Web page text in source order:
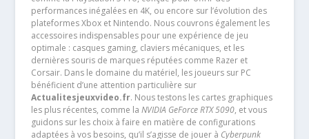
performances inégalées en 4K, ou encore sur l’évolution des
plateformes Xbox et Nintendo. Nous couvrons également les
accessoires indispensables pour une expérience de jeu
optimale : casques gaming, claviers mécaniques, et les
dernières souris de marques réputées comme Razer et
Corsair. Dans le domaine du matériel, les joueurs sur PC
bénéficient d’une attention particulière sur
Actualitesjeuxvideo.fr. Nous testons les cartes graphiques
les plus récentes, comme la NVIDIA GeForce RTX 5090, et vous
guidons sur les choix à faire en matière de configurations
adaptées à vos besoins, qu’il s’agisse de jouer à Cyberpunk